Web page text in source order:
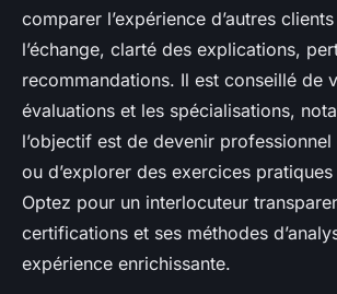
comparer l’expérience d’autres
l’échange, clarté des explications,
recommandations. Il est conseillé de
évaluations et les spécialisations,
l’objectif est de devenir
ou d’explorer des exercices pratiques
Optez pour un interlocuteur
certifications et ses méthodes
expérience enrichissante.